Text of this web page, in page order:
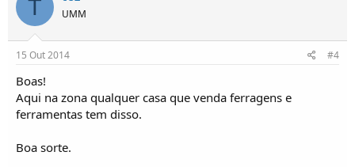
T UMM
15 Out 2014 #4
Boas!
Aqui na zona qualquer casa que venda ferragens e
ferramentas tem disso.
Boa sorte.